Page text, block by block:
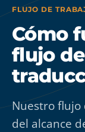
FLUJO DE
Cómo
flujo
Nuestro flujo
del alcance